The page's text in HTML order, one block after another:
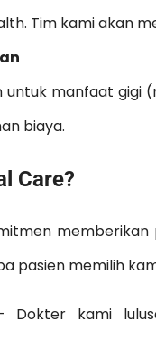
Tim kami akan
manfaat gigi
biaya.
Care?
pasien memilih
Dokter kami